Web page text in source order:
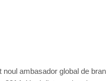
ambasador global de